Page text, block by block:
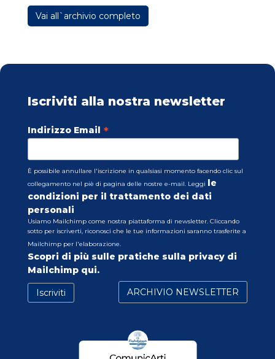
Vai all`archivio completo
Iscriviti alla nostra newsletter
Indirizzo Email *
È possibile annullare l'iscrizione in qualsiasi momento facendo clic sul
collegamento nel piè di pagina delle nostre e-mail. Leggi le
condizioni per il trattamento dei dati
personali
Usiamo Mailchimp come nostra piattaforma di newsletter. Cliccando
sotto per iscriverti, riconosci che le tue informazioni saranno trasferite a
Mailchimp per l'elaborazione.
Scopri di più sulle pratiche sulla privacy di
Mailchimp qui.